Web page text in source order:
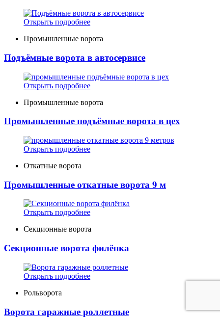
Открыть подробнее
Промышленные ворота
Подъёмные ворота в автосервисе
Открыть подробнее
Промышленные ворота
Промышленные подъёмные ворота в цех
Открыть подробнее
Откатные ворота
Промышленные откатные ворота 9 м
Открыть подробнее
Секционные ворота
Секционные ворота филёнка
Открыть подробнее
Рольворота
Ворота гаражные роллетные